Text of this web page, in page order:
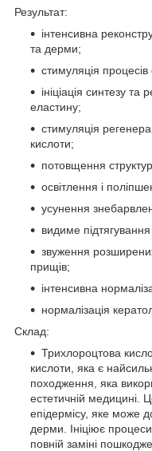
Результат:
інтенсивна
та дерми;
стимуляція процесів
ініціація синтезу
еластину;
стимуляція
кислоти;
потовщення
освітлення і
усунення
видиме
звуження
прищів;
інтенсивна
нормалізація
Склад:
Трихлороцтова
кислоти, яка є
походження, яка
естетичній медицині.
епідермісу, яке може
дерми. Ініціює
повній заміні